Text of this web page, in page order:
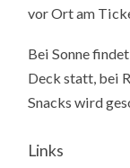
vor Ort am
Bei Sonne
Deck statt, bei
Snacks wird
Links